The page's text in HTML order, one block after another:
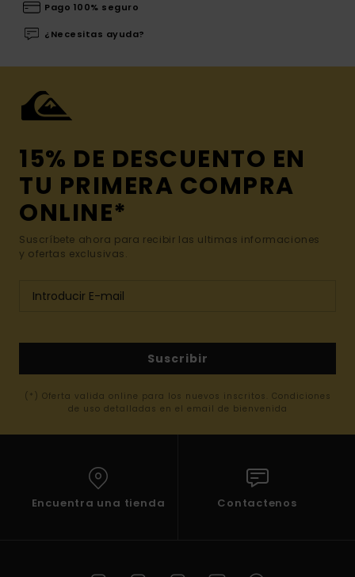
Pago 100% seguro
¿Necesitas ayuda?
15% DE DESCUENTO EN
TU PRIMERA COMPRA
ONLINE*
Suscríbete ahora para recibir las ultimas informaciones
y ofertas exclusivas.
Suscribir
(*) Oferta valida online para los nuevos inscritos. Condiciones
de uso detalladas en el email de bienvenida
Encuentra una tienda Contactenos